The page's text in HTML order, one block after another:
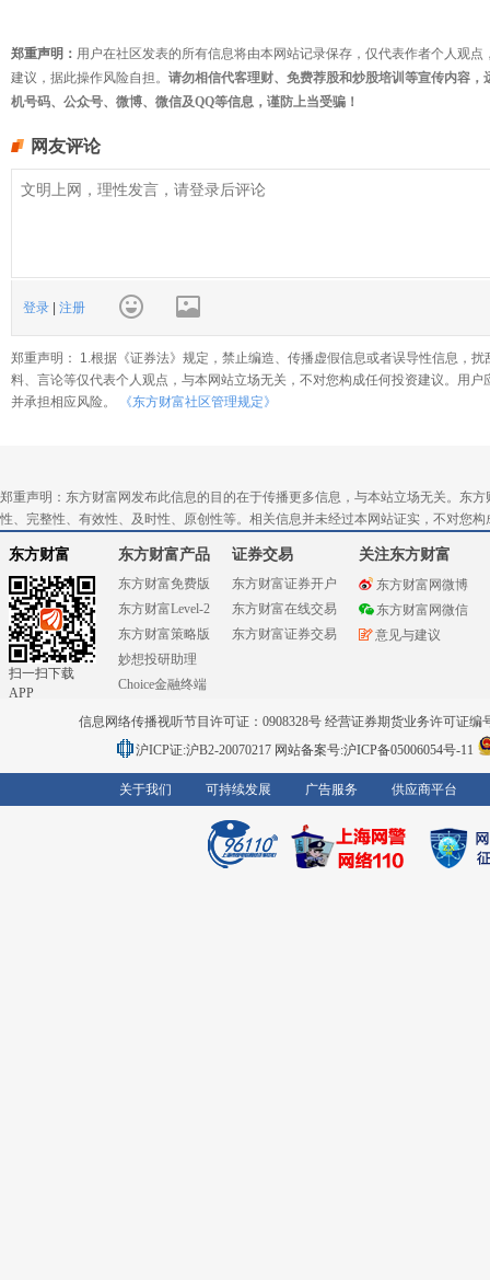
郑重声明： 用户在社区发表的所有信息将由本网站记录保存，仅代表作者个人观
建议，据此操作风险自担。 请勿相信代客理财、免费荐股和炒股培训等宣传内容
机号码、公众号、微博、微信及QQ等信息，谨防上当受骗！
网友评论
登录 注册
郑重声明： 1.根据《证券法》规定，禁止编造、传播虚假信息或者误导性信息，
料、言论等仅代表个人观点，与本网站立场无关，不对您构成任何投资建议。用
并承担相应风险。
《东方财富社区管理规定》
郑重声明：东方财富网发布此信息的目的在于传播更多信息，与本站立场无关。东
性、完整性、有效性、及时性、原创性等。相关信息并未经过本网站证实，不对您
东方财富
扫一扫下载
APP
东方财富产品
东方财富免费版
东方财富Level-2
东方财富策略版
妙想投研助理
Choice金融终端
证券交易
东方财富证券开户
东方财富在线交易
东方财富证券交易
关注东方财富
东方财富网微博
东方财富网微信
意见与建议
信息网络传播视听节目许可证：0908328号 经营证券期货业务许可证编
沪ICP证:沪B2-20070217 网站备案号:沪ICP备05006054号-11
关于我们 可持续发展 广告服务 供应商平台